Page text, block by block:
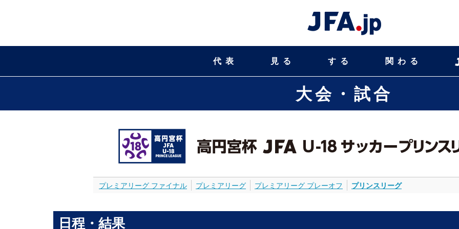
代表 見る する 関わる
大会・試合
プレミアリーグ ファイナル プレミアリーグ プレミアリーグ プレーオフ プリンスリーグ
日程・結果